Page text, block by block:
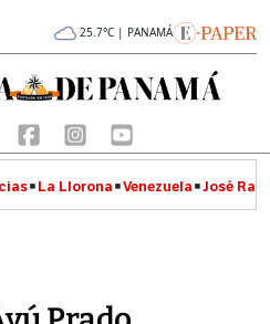
25.7°C | PANAMÁ
La Llorona Venezuela José